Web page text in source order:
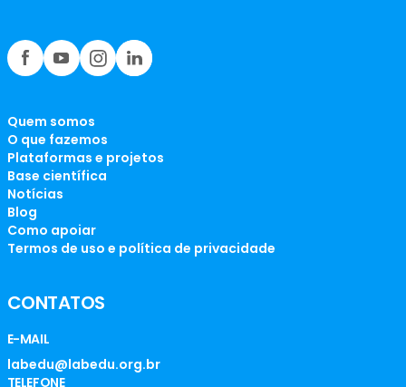
Quem somos
O que fazemos
Plataformas e projetos
Base científica
Notícias
Blog
Como apoiar
Termos de uso e política de privacidade
CONTATOS
E-MAIL
labedu@labedu.org.br
TELEFONE